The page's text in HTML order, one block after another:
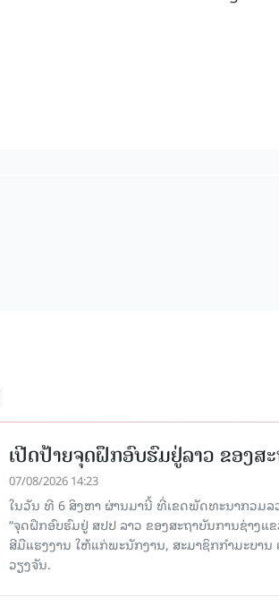
ເປີດປ້າຍຈຸດຝຶກອົບຮົມຢູ່ລາວ ຂອງສ
07/08/2026 14:23
ໃນວັນ ທີ 6 ສິງຫາ ຜ່ານມານີ້ ທີ່ເຂດພັດທະນາກວມລ
“ຈຸດຝຶກອົບຮົມຢູ່ ສປປ ລາວ ຂອງສະຖາບັນການຊ່າງ
ສີມືແຮງງານ ໃຫ້ແກ່ພະນັກງານ, ສະມາຊິກກຳມະບາ
ວຽງຈັນ.